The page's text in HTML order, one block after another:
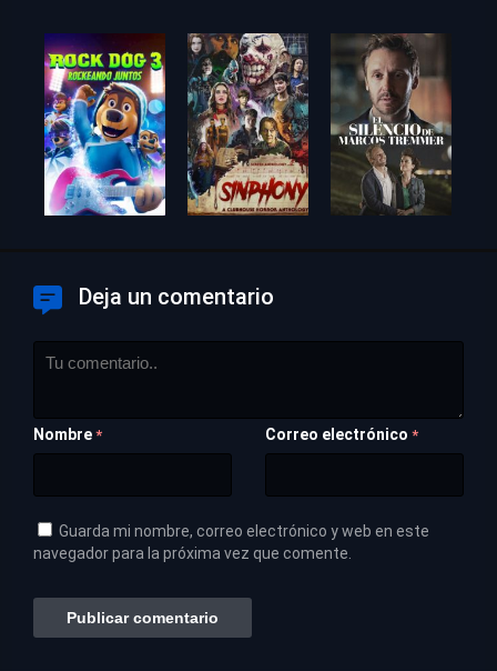
Deja un comentario
Nombre * Correo electrónico *
Guarda mi nombre, correo electrónico y web en este
navegador para la próxima vez que comente.